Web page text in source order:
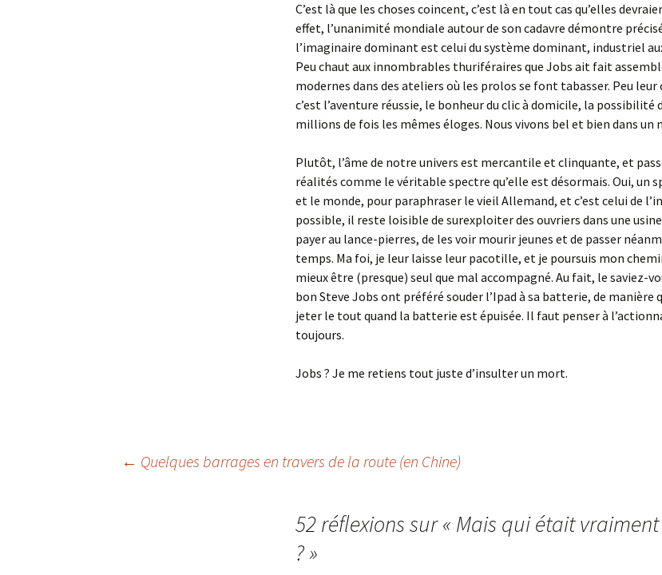
C’est là que les choses coincent, c’est là en tout cas qu’elles
effet, l’unanimité mondiale autour de son cadavre démontre
l’imaginaire dominant est celui du système dominant, industriel
Peu chaut aux innombrables thuriféraires que Jobs ait fait
modernes dans des ateliers où les prolos se font tabasser. Peu leur
c’est l’aventure réussie, le bonheur du clic à domicile, la possibilité
millions de fois les mêmes éloges. Nous vivons bel et bien dans un
Plutôt, l’âme de notre univers est mercantile et clinquante, et
réalités comme le véritable spectre qu’elle est désormais. Oui, un
et le monde, pour paraphraser le vieil Allemand, et c’est celui de
possible, il reste loisible de surexploiter des ouvriers dans une
payer au lance-pierres, de les voir mourir jeunes et de passer
temps. Ma foi, je leur laisse leur pacotille, et je poursuis mon
mieux être (presque) seul que mal accompagné. Au fait, le saviez-
bon Steve Jobs ont préféré souder l’Ipad à sa batterie, de manière
jeter le tout quand la batterie est épuisée. Il faut penser à
toujours.
Jobs ? Je me retiens tout juste d’insulter un mort.
Navigation
← Quelques barrages en travers de la route (en Chine)
52 réflexions sur « Mais qui était vraiment
?»